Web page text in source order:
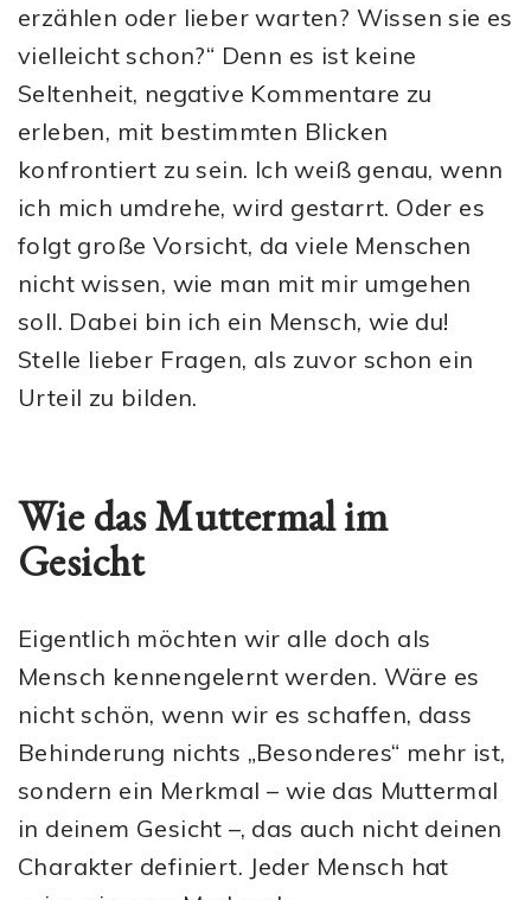
erzählen oder lieber warten? Wissen sie es
vielleicht schon?“ Denn es ist keine
Seltenheit, negative Kommentare zu
erleben, mit bestimmten Blicken
konfrontiert zu sein. Ich weiß genau, wenn
ich mich umdrehe, wird gestarrt. Oder es
folgt große Vorsicht, da viele Menschen
nicht wissen, wie man mit mir umgehen
soll. Dabei bin ich ein Mensch, wie du!
Stelle lieber Fragen, als zuvor schon ein
Urteil zu bilden.
Wie das Muttermal im
Gesicht
Eigentlich möchten wir alle doch als
Mensch kennengelernt werden. Wäre es
nicht schön, wenn wir es schaffen, dass
Behinderung nichts „Besonderes“ mehr ist,
sondern ein Merkmal – wie das Muttermal
in deinem Gesicht –, das auch nicht deinen
Charakter definiert. Jeder Mensch hat